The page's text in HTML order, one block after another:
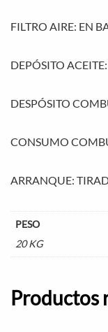
FILTRO AIRE: EN
DEPÓSITO
DESPÓSITO
CONSUMO
ARRANQUE:
PESO
20 KG
Productos